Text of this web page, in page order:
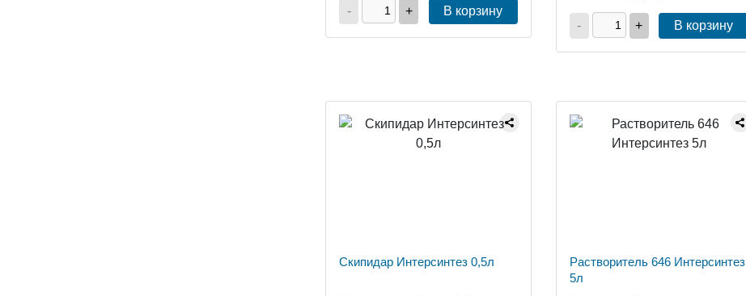
- + В корзину
- + В корзину
Скипидар Интерсинтез 0,5л
Растворитель 646 Интерсинтез
5л